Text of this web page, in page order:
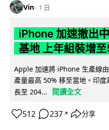
Vin 1 日
iPhone 加速撤出
基地 上年組裝增
Apple 加速將 iPhone 生產線
產量最高 50% 移至當地。印
長至 204...
閱讀全文
512 237 ↗ 分享